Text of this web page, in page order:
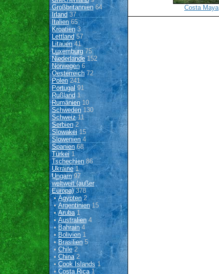
Großbritannien64
Irland 37
Italien65
Kroatien3
Lettland57
Litauen41
Luxemburg 75
Niederlande152
Norwegen6
Oesterreich72
Polen 241
Portugal91
Rußland 1
Rumänien10
Schweden 130
Schweiz11
Serbien2
Slowakei15
Slowenien4
Spanien68
Türkei1
Tschechien 86
Ukraine1
Ungarn97
weltweit (außer
Europa)378
•Ägypten2
•Argentinien15
•Aruba1
•Australien 4
•Bahrain4
• Bolivien 1
•Brasilien 5
•Chile2
• China2
• Cook Islands 1
•Costa Rica1
Costa Maya